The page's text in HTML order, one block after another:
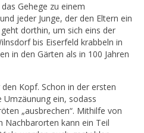
Gehege zu einem
jeder Junge, der den Eltern ein
dorthin, um sich eins der
bis Eiserfeld krabbeln in
in den Gärten als in 100 Jahren
Kopf. Schon in der ersten
ein, sodass
„ausbrechen“. Mithilfe von
Nachbarorten kann ein Teil